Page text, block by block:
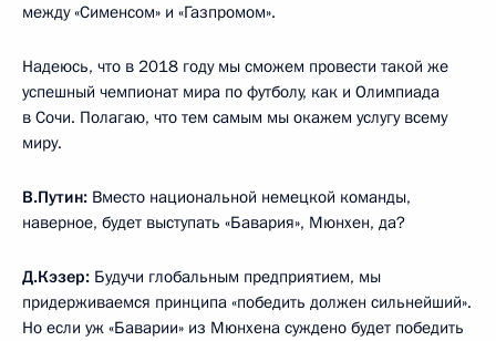
между «Сименсом» и «Газпромом».
Надеюсь, что в 2018 году мы сможем провести такой же
успешный чемпионат мира по футболу, как и Олимпиада
в Сочи. Полагаю, что тем самым мы окажем услугу всему
миру.
В.Путин: Вместо национальной немецкой команды,
наверное, будет выступать «Бавария», Мюнхен, да?
Д.Кэзер: Будучи глобальным предприятием, мы
придерживаемся принципа «победить должен сильнейший».
Но если уж «Баварии» из Мюнхена суждено будет победить